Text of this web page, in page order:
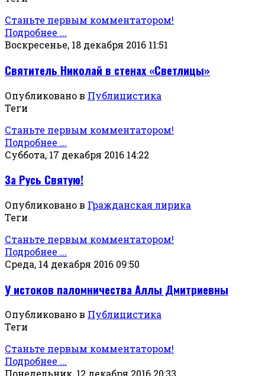
Станьте первым комментатором!
Подробнее ...
Воскресенье, 18 декабря 2016 11:51
Святитель Николай в стенах «Светлицы»
Опубликовано в Публицистика
Теги
Станьте первым комментатором!
Подробнее ...
Суббота, 17 декабря 2016 14:22
За Русь Святую!
Опубликовано в Гражданская лирика
Теги
Станьте первым комментатором!
Подробнее ...
Среда, 14 декабря 2016 09:50
У истоков паломничества Аллы Дмитриевны
Опубликовано в Публицистика
Теги
Станьте первым комментатором!
Подробнее ...